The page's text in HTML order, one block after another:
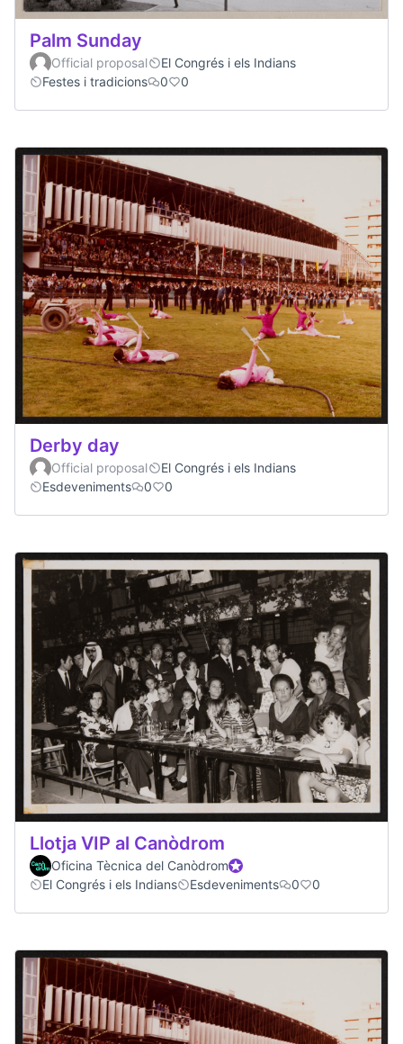
Palm Sunday
Official proposal
El Congrés i els Indians
Festes i tradicions
0 0
Derby day
Official proposal
El Congrés i els Indians
Esdeveniments
0 0
Llotja VIP al Canòdrom
Oficina Tècnica del CanòdromOfficial participant
El Congrés i els Indians
Esdeveniments 0 0